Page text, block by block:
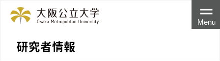
研究者情報
Menu